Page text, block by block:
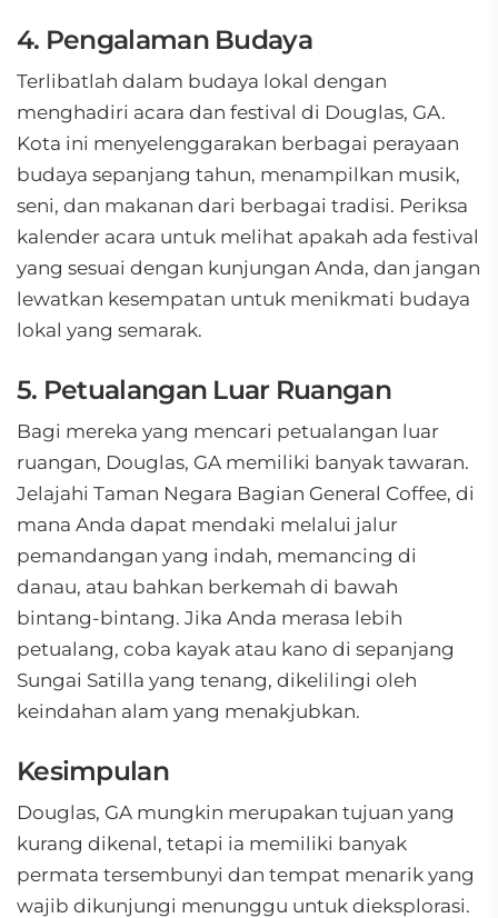
4. Pengalaman Budaya
Terlibatlah dalam budaya lokal dengan
menghadiri acara dan festival di Douglas, GA.
Kota ini menyelenggarakan berbagai perayaan
budaya sepanjang tahun, menampilkan musik,
seni, dan makanan dari berbagai tradisi. Periksa
kalender acara untuk melihat apakah ada festival
yang sesuai dengan kunjungan Anda, dan jangan
lewatkan kesempatan untuk menikmati budaya
lokal yang semarak.
5. Petualangan Luar Ruangan
Bagi mereka yang mencari petualangan luar
ruangan, Douglas, GA memiliki banyak tawaran.
Jelajahi Taman Negara Bagian General Coffee, di
mana Anda dapat mendaki melalui jalur
pemandangan yang indah, memancing di
danau, atau bahkan berkemah di bawah
bintang-bintang. Jika Anda merasa lebih
petualang, coba kayak atau kano di sepanjang
Sungai Satilla yang tenang, dikelilingi oleh
keindahan alam yang menakjubkan.
Kesimpulan
Douglas, GA mungkin merupakan tujuan yang
kurang dikenal, tetapi ia memiliki banyak
permata tersembunyi dan tempat menarik yang
wajib dikunjungi menunggu untuk dieksplorasi.